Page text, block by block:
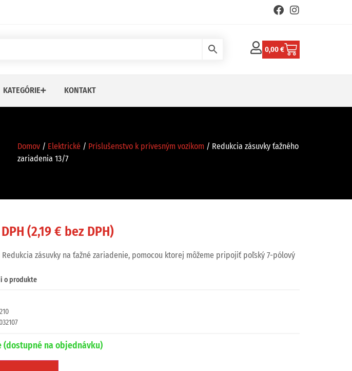
0,00€
KATEGÓRIE KONTAKT
Domov / Elektrické / Príslušenstvo k prívesným vozíkom / Redukcia zásuvky ťažného
zariadenia 13/7
(2,19€ bez DPH)
zásuvky na ťažné zariadenie, pomocou ktorej môžeme pripojiť poľský 7-pólový
o produkte
(dostupné na objednávku)